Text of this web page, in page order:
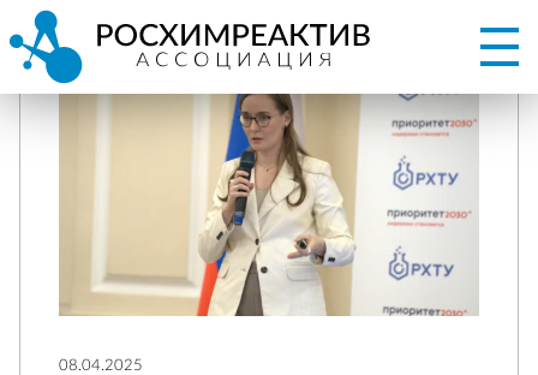
08.04.2025